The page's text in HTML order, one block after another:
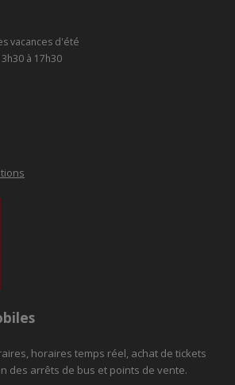
vacances d'été
à 17h30
horaires temps réel, achat de tickets
des arrêts de bus et points de vente.